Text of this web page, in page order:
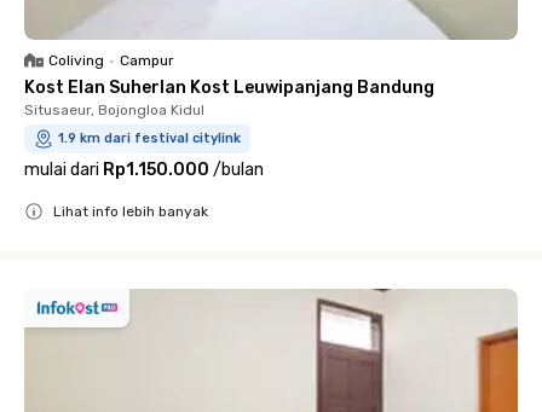
Coliving • Campur
Kost Elan Suherlan Kost Leuwipanjang Bandung
Situsaeur, Bojongloa Kidul
1.9 km dari festival citylink
mulai dari Rp1.150.000 /bulan
Lihat info lebih banyak